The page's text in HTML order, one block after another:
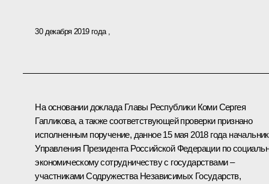
30 декабря 2019 года
На основании доклада Главы Республики Коми Сергея
Гапликова, а также соответствующей проверки признано
исполненным поручение, данное 15 мая 2018 года
Управления Президента Российской Федерации по
экономическому сотрудничеству с государствами –
участниками Содружества Независимых Государств,